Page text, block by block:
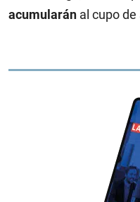
acumularán al cupo